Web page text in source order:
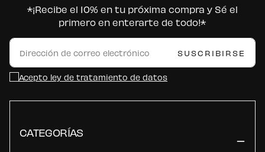
*¡Recibe el 10% en tu próxima compra y Sé el
primero en enterarte de todo!*
CORREO
ELECTRÓNICO SUSCRIBIRSE
Acepto ley de tratamiento de datos
CATEGORÍAS